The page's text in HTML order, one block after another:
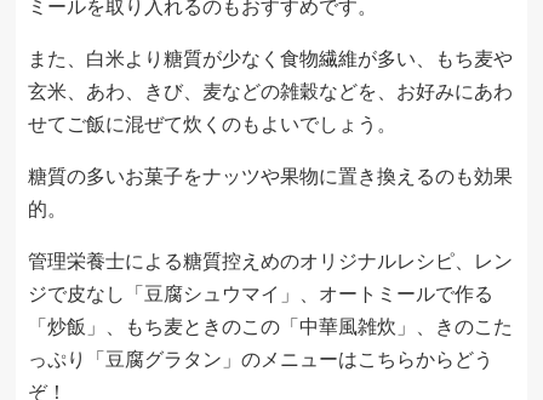
ミールを取り入れるのもおすすめです。
また、白米より糖質が少なく食物繊維が多い、もち麦や
玄米、あわ、きび、麦などの雑穀などを、お好みにあわ
せてご飯に混ぜて炊くのもよいでしょう。
糖質の多いお菓子をナッツや果物に置き換えるのも効果
的。
管理栄養士による糖質控えめのオリジナルレシピ、レン
ジで皮なし「豆腐シュウマイ」、オートミールで作る
「炒飯」、もち麦ときのこの「中華風雑炊」、きのこた
っぷり「豆腐グラタン」のメニューはこちらからどう
ぞ！